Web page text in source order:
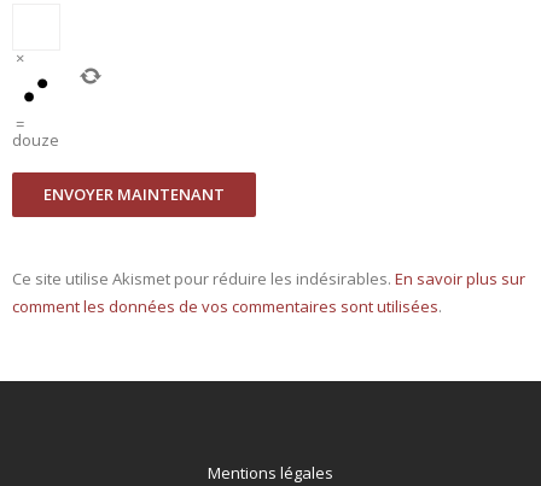
×
=
douze
Ce site utilise Akismet pour réduire les indésirables. En savoir plus sur
comment les données de vos commentaires sont utilisées.
Mentions légales